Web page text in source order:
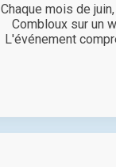
Chaque mois de
Combloux sur un
L'événement